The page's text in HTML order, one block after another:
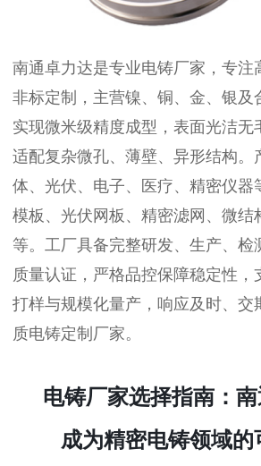
南通卓力达是专业电铸厂家，专注
非标定制，主营镍、铜、金、银及
实现微米级精度成型，表面光洁无
适配复杂微孔、薄壁、异形结构。
体、光伏、电子、医疗、精密仪器
模板、光伏网板、精密滤网、微结
等。工厂具备完整研发、生产、检
质量认证，严格品控保障稳定性，
打样与规模化量产，响应及时、交
质电铸定制厂家。
电铸厂家选择指南：
成为精密电铸领域的